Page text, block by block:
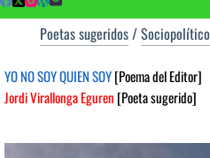
Poetas sugeridos/Sociopolítico
YO NO SOY QUIEN SOY[Poema del Editor]
Jordi Virallonga Eguren [Poeta sugerido]